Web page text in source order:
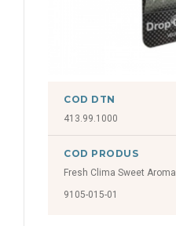
COD DTN
413.99.1000
COD PRODUS
Fresh Clima Sweet Aroma
9105-015-01